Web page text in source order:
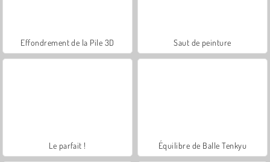
Effondrement de la Pile 3D Saut de peinture
Le parfait ! Équilibre de Balle Tenkyu